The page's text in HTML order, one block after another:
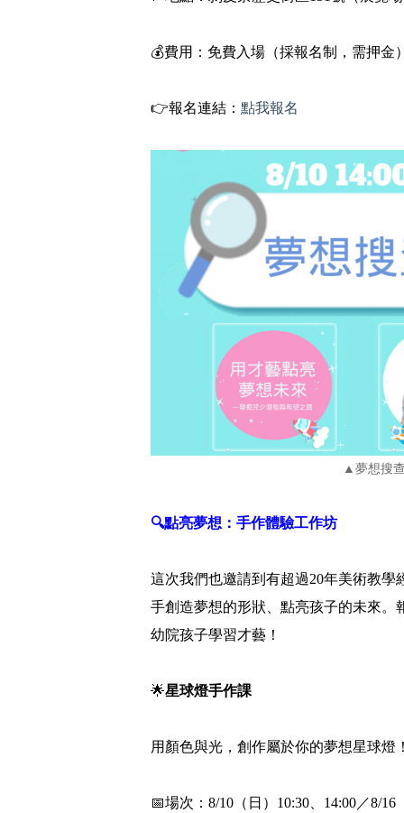
💰費用：免費入場（採報名制，需押金
👉報名連結： 點我報名
▲夢想搜
🔍點亮夢想：手作體驗工作坊
這次我們也邀請到有超過20年美術教
手創造夢想的形狀、點亮孩子的未來
幼院孩子學習才藝！
🌟星球燈手作課
用顏色與光，創作屬於你的夢想星球燈
📅場次：8/10（日）10:30、14:00／8/16